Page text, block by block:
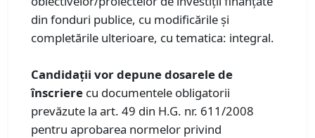
din fonduri publice, cu modificările și
completările ulterioare, cu tematica: integral.
Candidaţii vor depune dosarele de
înscriere cu documentele obligatorii
prevăzute la art. 49 din H.G. nr. 611/2008
pentru aprobarea normelor privind